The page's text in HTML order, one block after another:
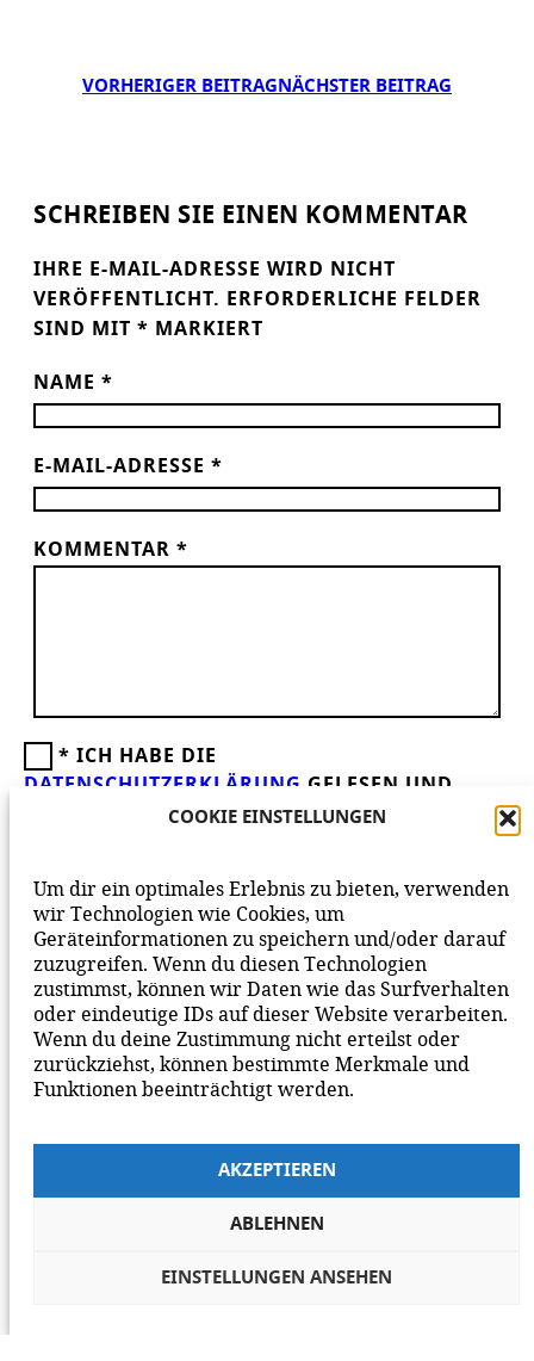
COOKIE EINSTELLUNGEN
Um dir ein optimales Erlebnis zu bieten, verwenden
wir Technologien wie Cookies, um
Geräteinformationen zu speichern und/oder darauf
zuzugreifen. Wenn du diesen Technologien
zustimmst, können wir Daten wie das Surfverhalten
oder eindeutige IDs auf dieser Website verarbeiten.
Wenn du deine Zustimmung nicht erteilst oder
zurückziehst, können bestimmte Merkmale und
Funktionen beeinträchtigt werden.
AKZEPTIEREN
ABLEHNEN
EINSTELLUNGEN ANSEHEN
VORHERIGER BEITRAG NÄCHSTER BEITRAG
SCHREIBEN SIE EINEN KOMMENTAR
IHRE E-MAIL-ADRESSE WIRD NICHT
VERÖFFENTLICHT.
ERFORDERLICHE FELDER
SIND MIT * MARKIERT
NAME *
E-MAIL-ADRESSE *
KOMMENTAR *
* ICH HABE DIE
DATENSCHUTZERKLÄRUNG GELESEN UND
AKZEPTIERE DIESE.WIR FREUEN UNS ÜBER
MITEINANDER AUF UNSERER SEITE.